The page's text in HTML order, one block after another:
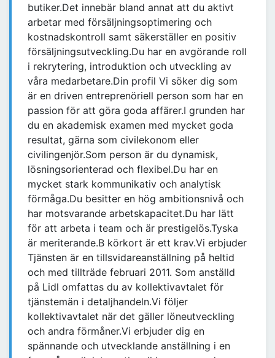
butiker.Det innebär bland annat att du aktivt
arbetar med försäljningsoptimering och
kostnadskontroll samt säkerställer en positiv
försäljningsutveckling.Du har en avgörande roll
i rekrytering, introduktion och utveckling av
våra medarbetare.Din profil Vi söker dig som
är en driven entreprenöriell person som har en
passion för att göra goda affärer.I grunden har
du en akademisk examen med mycket goda
resultat, gärna som civilekonom eller
civilingenjör.Som person är du dynamisk,
lösningsorienterad och flexibel.Du har en
mycket stark kommunikativ och analytisk
förmåga.Du besitter en hög ambitionsnivå och
har motsvarande arbetskapacitet.Du har lätt
för att arbeta i team och är prestigelös.Tyska
är meriterande.B körkort är ett krav.Vi erbjuder
Tjänsten är en tillsvidareanställning på heltid
och med tillträde februari 2011. Som anställd
på Lidl omfattas du av kollektivavtalet för
tjänstemän i detaljhandeln.Vi följer
kollektivavtalet när det gäller löneutveckling
och andra förmåner.Vi erbjuder dig en
spännande och utvecklande anställning i en